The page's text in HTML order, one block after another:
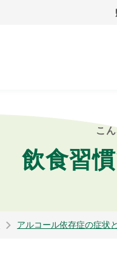
こ
飲食習
アルコール依存症の症状